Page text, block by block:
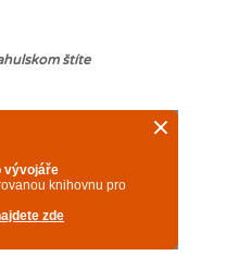
štíte